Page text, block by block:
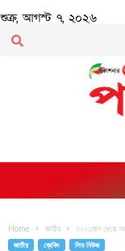
শুক্র, আগস্ট ৭, ২০২৬
Home জাতীয় ২০২১সাল থেকে সব
জাতীয় ব্রেকিং লিড নিউজ